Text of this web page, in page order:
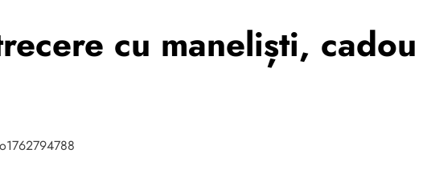
cu maneliști,